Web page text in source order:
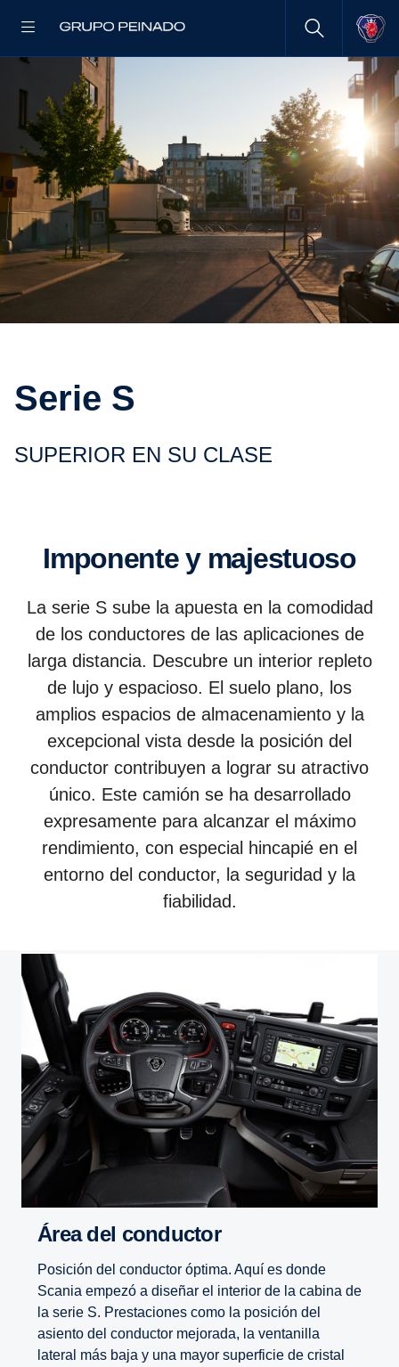
Serie S
SUPERIOR EN SU CLASE
Imponente y majes­tuoso
La serie S sube la apuesta en la comodidad
de los conductores de las aplicaciones de
larga distancia. Descubre un interior repleto
de lujo y espacioso. El suelo plano, los
amplios espacios de almacenamiento y la
excepcional vista desde la posición del
conductor contribuyen a lograr su atractivo
único. Este camión se ha desarrollado
expresamente para alcanzar el máximo
rendimiento, con especial hincapié en el
entorno del conductor, la seguridad y la
fiabilidad.
Área del conductor
Posición del conductor óptima. Aquí es donde
Scania empezó a diseñar el interior de la cabina de
la serie S. Prestaciones como la posición del
asiento del conductor mejorada, la ventanilla
lateral más baja y una mayor superficie de cristal